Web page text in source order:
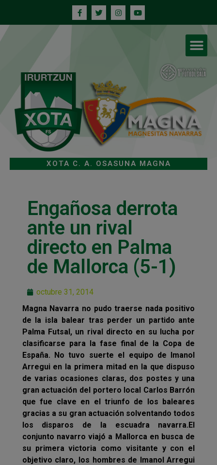
XOTA C. A. OSASUNA MAGNA
Engañosa derrota
ante un rival
directo en Palma
de Mallorca (5-1)
octubre 31, 2014
Magna Navarra no pudo traerse nada positivo
de la isla balear tras perder un partido ante
Palma Futsal, un rival directo en su lucha por
clasificarse para la fase final de la Copa de
España. No tuvo suerte el equipo de Imanol
Arregui en la primera mitad en la que dispuso
de varias ocasiones claras, dos postes y una
gran actuación del portero local Carlos Barrón
que fue clave en el triunfo de los baleares
gracias a su gran actuación solventando todos
los disparos de la escuadra navarra.El
conjunto navarro viajó a Mallorca en busca de
su primera victoria como visitante y con el
objetivo claro, los hombres de Imanol Arregui